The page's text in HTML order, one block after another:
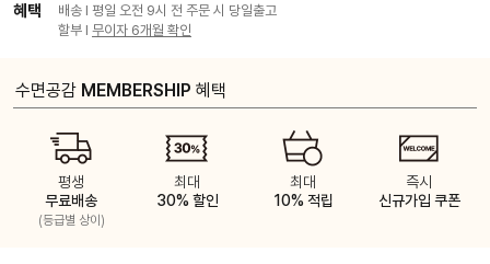
혜택
배송 I 평일 오전 9시 전 주문 시 당일출고
할부 I 무이자 6개월 확인
수면공감 MEMBERSHIP 혜택
평생
무료배송
(등급별 상이)
최대
30% 할인
최대
10% 적립
즉시
신규가입 쿠폰